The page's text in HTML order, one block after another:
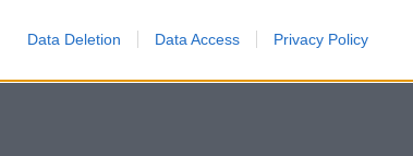
Data Deletion Data Access Privacy Policy
le a Rafah-i offenzívát